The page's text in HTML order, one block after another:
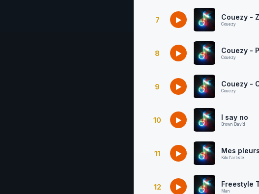
7 Couezy -
Couezy
8 Couezy -
Couezy
9 Couezy -
Couezy
10 I say no
Brown David
11 Mes pleurs
Kilo l'artiste
12 Freestyle
Man